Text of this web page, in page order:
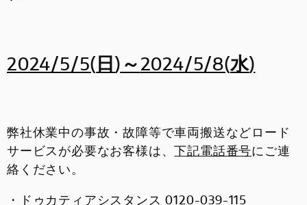
2024/5/5(日) ～2024/5/8(水)
弊社休業中の事故・故障等で車両搬送などロード
サービスが必要なお客様は、下記電話番号にご連
絡ください。
・ドゥカティアシスタンス0120-039-115